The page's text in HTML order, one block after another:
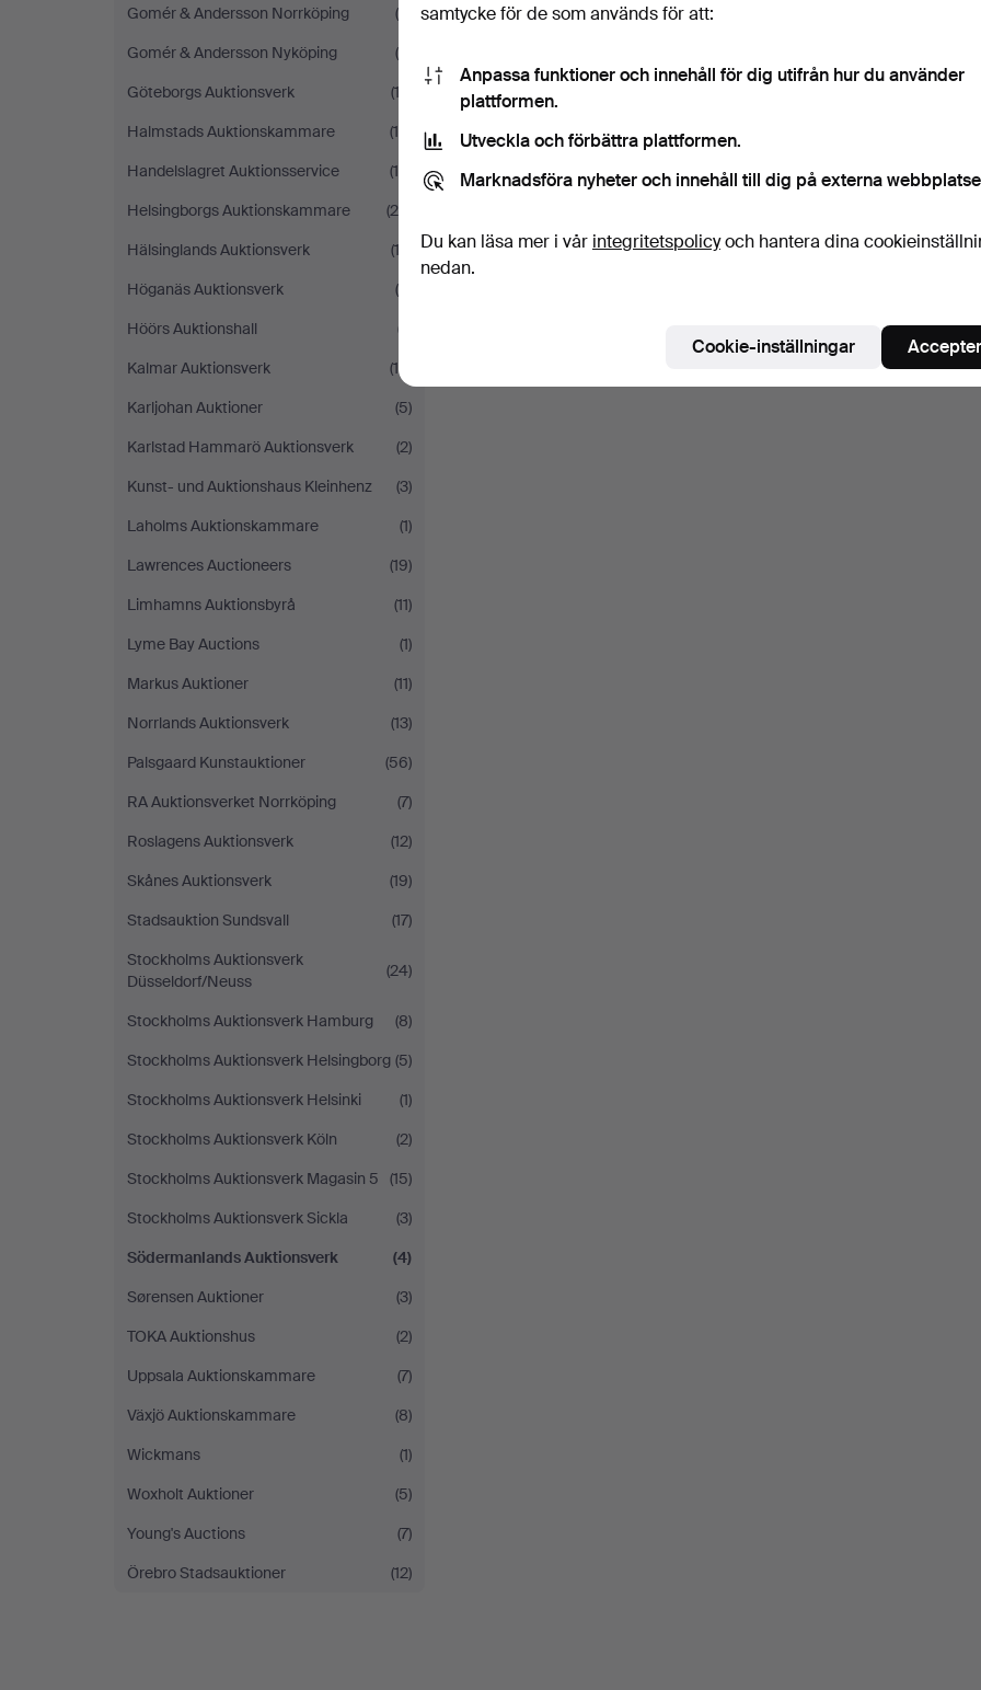
Gomér & Andersson Norrköping
(5)
Gomér & Andersson Nyköping
(4)
Göteborgs Auktionsverk
(12)
Halmstads Auktionskammare
(15)
Handelslagret Auktionsservice
(10)
Helsingborgs Auktionskammare
(26)
Hälsinglands Auktionsverk
(12)
Höganäs Auktionsverk
(5)
Höörs Auktionshall
(7)
Kalmar Auktionsverk
(19)
Karljohan Auktioner
(5)
Karlstad Hammarö Auktionsverk
(2)
Kunst- und Auktionshaus Kleinhenz
(3)
Laholms Auktionskammare
(1)
Lawrences Auctioneers
(19)
Limhamns Auktionsbyrå
(11)
Lyme Bay Auctions
(1)
Markus Auktioner
(11)
Norrlands Auktionsverk
(13)
Palsgaard Kunstauktioner
(56)
RA Auktionsverket Norrköping
(7)
Roslagens Auktionsverk
(12)
Skånes Auktionsverk
(19)
Stadsauktion Sundsvall
(17)
Stockholms Auktionsverk
Düsseldorf/Neuss
(24)
Stockholms Auktionsverk Hamburg
(8)
Stockholms Auktionsverk Helsingborg (5)
Stockholms Auktionsverk Helsinki
(1)
Stockholms Auktionsverk Köln
(2)
Stockholms Auktionsverk Magasin 5
(15)
Stockholms Auktionsverk Sickla
(3)
Södermanlands Auktionsverk
(4)
Sørensen Auktioner
(3)
TOKA Auktionshus
(2)
Uppsala Auktionskammare
(7)
Växjö Auktionskammare
(8)
Wickmans
(1)
Woxholt Auktioner
(5)
Young's Auctions
(7)
Örebro Stadsauktioner
(12)
samtycke för de som används för att:
Anpassa funktioner och innehåll för dig utifrån hur du använder
plattformen.
Utveckla och förbättra plattformen.
Marknadsföra nyheter och innehåll till dig på externa
Du kan läsa mer i vår integritetspolicyoch hantera dina
nedan.
Cookie-inställningar